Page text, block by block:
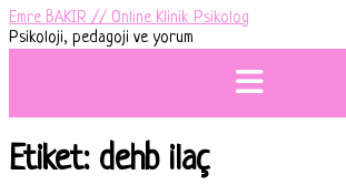
Skip
to
Emre BAKIR // Online Klinik Psikolog
Psikoloji, pedagoji ve yorum
Etiket: dehb ilaç